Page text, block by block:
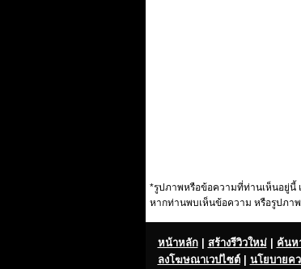
*รูปภาพหรือข้อความที่ท่านเห็นอยู่นี้
หากท่านพบเห็นข้อความ หรือรูปภา
หน้าหลัก| สร้างรีวิวใหม่| ค้นห
ลงโฆษณาเวปไซต์| นโยบายค